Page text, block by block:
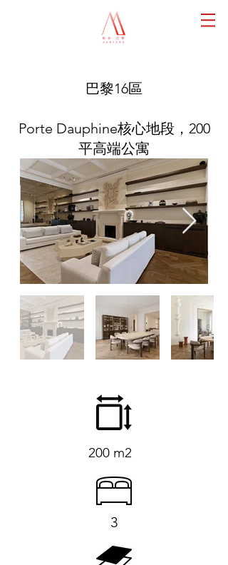
巴黎16區
Porte Dauphine核心地段，200
平高端公寓
200 m2
3